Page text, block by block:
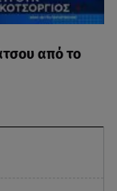
από το